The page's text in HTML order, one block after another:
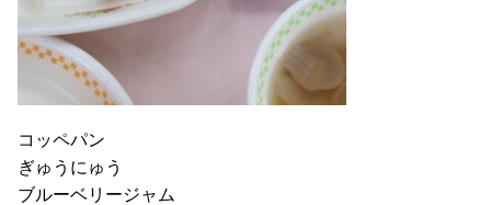
コッペパン
ぎゅうにゅう
ブルーベリージャム